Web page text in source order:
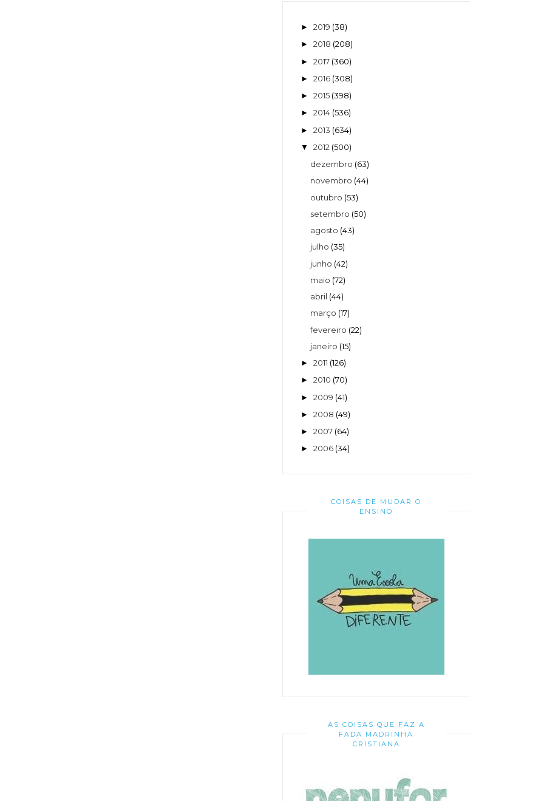
► 2019 (38)
► 2018 (208)
► 2017 (360)
► 2016 (308)
► 2015 (398)
► 2014 (536)
► 2013 (634)
▼ 2012 (500)
dezembro (63)
novembro (44)
outubro (53)
setembro (50)
agosto (43)
julho (35)
junho (42)
maio (72)
abril (44)
março (17)
fevereiro (22)
janeiro (15)
► 2011 (126)
► 2010 (70)
► 2009 (41)
► 2008 (49)
► 2007 (64)
► 2006 (34)
COISAS DE MUDAR O
ENSINO
AS COISAS QUE FAZ A
FADA MADRINHA
CRISTIANA